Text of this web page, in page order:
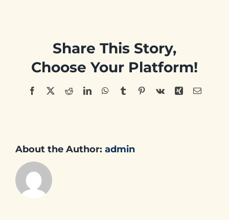
Share This Story,
Choose Your Platform!
Facebook
X RedditLinkedInWhatsApp
TumblrPinterest
Vk Xing Email
About the Author: admin